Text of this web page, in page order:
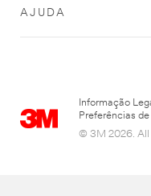
AJUDA
Informação
Preferências
© 3M 2026. All